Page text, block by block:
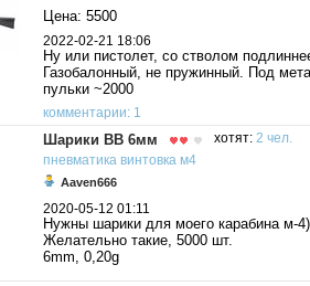
Цена: 5500
2022-02-21 18:06
Ну или пистолет, со стволом
Газобалонный, не пружинный. Под
пульки ~2000
комментарии: 1
Шарики BB 6мм хотят: 2 чел.
пневматика винтовка м4
Aaven666
2020-05-12 01:11
Нужны шарики для моего карабина м-4)
Желательно такие, 5000 шт.
6mm, 0,20g